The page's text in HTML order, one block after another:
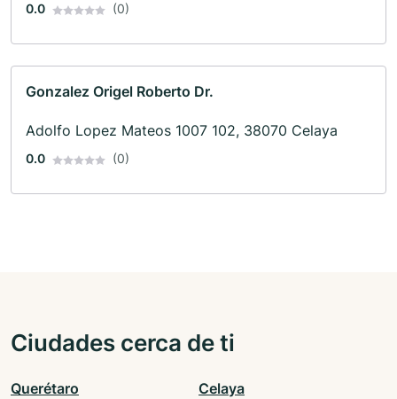
0.0 (0)
Gonzalez Origel Roberto Dr.
Adolfo Lopez Mateos 1007 102, 38070 Celaya
0.0 (0)
Ciudades cerca de ti
Querétaro Celaya